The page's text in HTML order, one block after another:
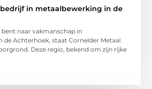
in metaalbewerking in de
bent naar vakmanschap in
de Achterhoek, staat Cornelder Metaal
Deze regio, bekend om zijn rijke